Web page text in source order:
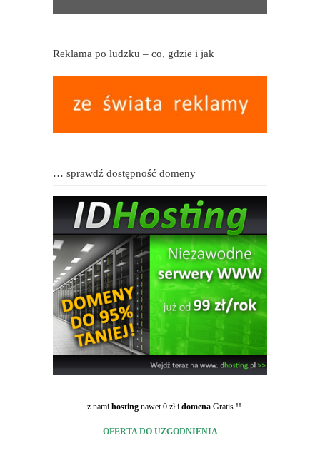
Reklama po ludzku – co, gdzie i jak
… sprawdź dostępność domeny
... z nami hosting nawet 0 zł i domena Gratis !!
OFERTA DO UZGODNIENIA